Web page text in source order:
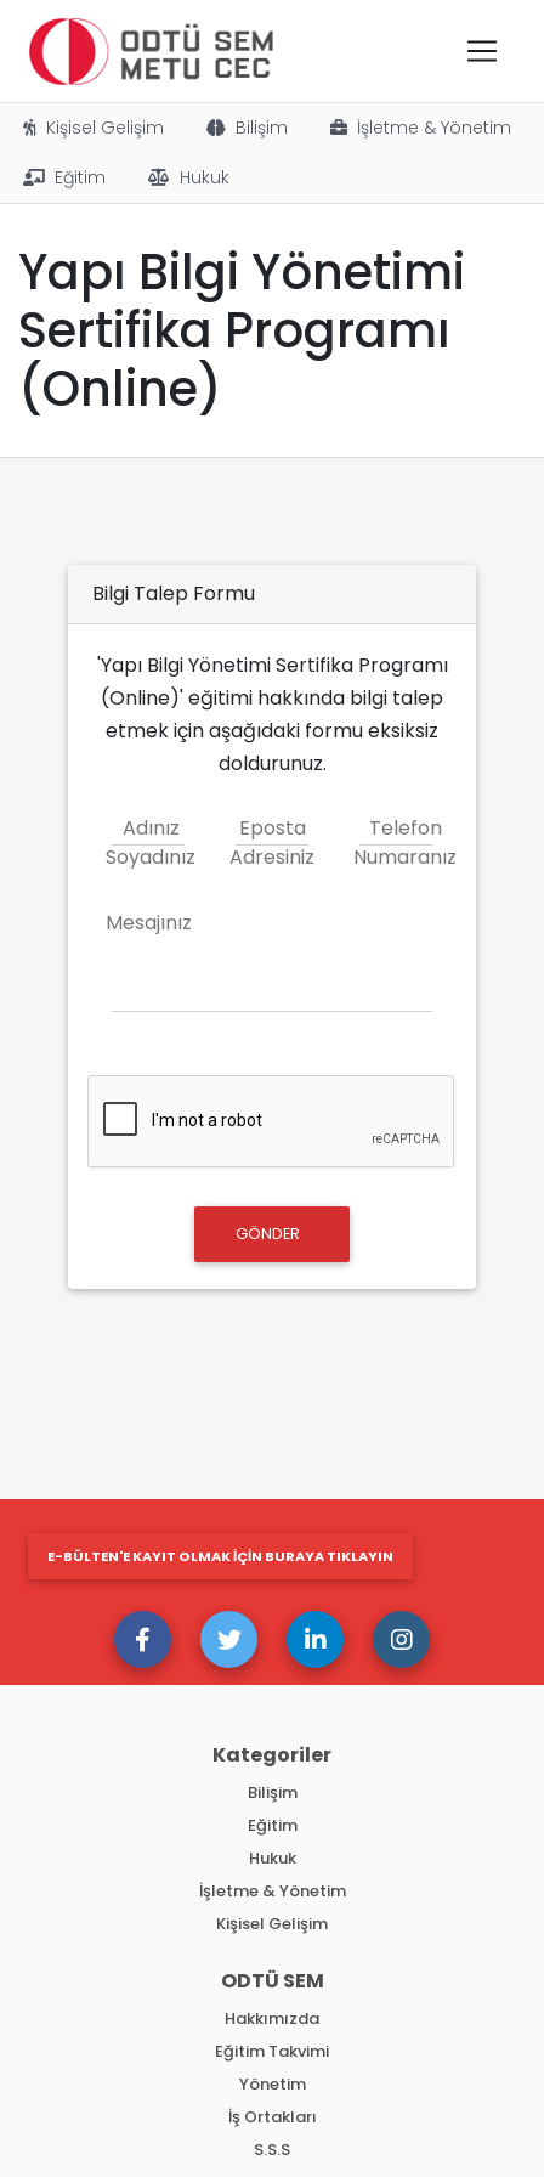
Kişisel Gelişim Bilişim İşletme & Yönetim
Eğitim Hukuk
Yapı Bilgi Yönetimi
Sertifika Programı
(Online)
Bilgi Talep Formu
'Yapı Bilgi Yönetimi Sertifika Programı
(Online)' eğitimi hakkında bilgi talep
etmek için aşağıdaki formu eksiksiz
doldurunuz.
Adınız
Soyadınız
Eposta
Adresiniz
Telefon
Numaranız
Mesajınız
GÖNDER
E-BÜLTEN'E KAYIT OLMAK IÇIN BURAYA TIKLAYIN
Kategoriler
Bilişim
Eğitim
Hukuk
İşletme & Yönetim
Kişisel Gelişim
ODTÜ SEM
Hakkımızda
Eğitim Takvimi
Yönetim
İş Ortakları
S.S.S